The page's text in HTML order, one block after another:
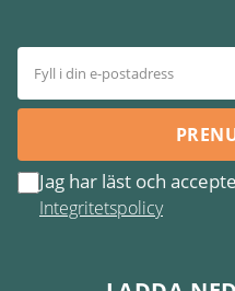
Jag har läst och
Integritetspolicy